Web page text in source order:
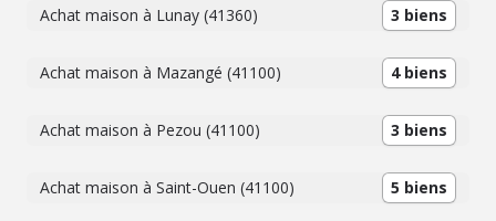
Achat maison à Lunay (41360) 3 biens
Achat maison à Mazangé (41100) 4 biens
Achat maison à Pezou (41100) 3 biens
Achat maison à Saint-Ouen (41100) 5 biens